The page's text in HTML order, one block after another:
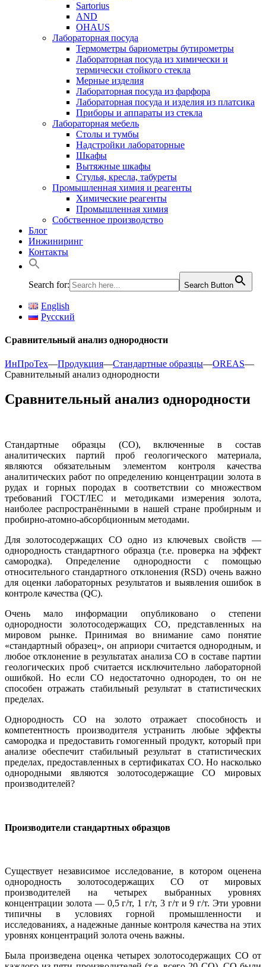
Sartorius
AND
OHAUS
Лабораторная посуда
Термометры бариометры бутирометры
Лабораторная посуда из химически и
термически стойкого стекла
Мерные изделия
Лабораторная посуда из фарфора
Лабораторная посуда и изделия из платсика
Приборы и аппараты из стекла
Лабораторная мебель
Столы и тумбы
Надстройки лабораторные
Шкафы
Вытяжные шкафы
Стулья, кресла, табуреты
Промышленная химия и реагенты
Химические реагенты
Промышленная химия
Собственное производство
Блог
Инжиниринг
Контакты
Search for: Search Button
English
Русский
Сравнительный анализ однородности
ИнПроТех—Продукция—Стандартные образцы—OREAS—
Сравнительный анализ однородности
Сравнительный анализ однородности
Стандартные образцы (СО), включенные в состав
аналитических партий проб геологического материала,
являются обязательным элементом контроля качества
аналитических работ по определению концентрации золота в
рудах и горных породах в соответствии со множеством
требований ГОСТ/IEC и методиками измерения золота,
наиболее распространёнными в нашей стране пробирным и
пробирно-атомно-абсорбционным методами.
Для золотосодержащих СО одно из ключевых свойств —
однородность стандартного образца (т.е. проверка на эффект
самородка). Определение однородности с помощью
относительного стандартного отклонения (RSD) очень важно
для оценки лабораторных результатов и выявления ошибок в
контроле качества (QC).
Очень мало информации опубликовано о степени
однородности золотосодержащих СО, представленных на
мировом рынке. Принимая во внимание само понятие
«стандартный образец», он априори считается однородным, и
любое отклонение в результатах анализа СО в составе партии
геологических проб считается исключительно лабораторной
ошибкой. Но если СО недостаточно однороден, то он не
способен отражать стабильный результат в статистических
пределах.
Однородность СО на золото отражает способность и
компетентность производителя устранить любые эффекты
самородка и предоставить гомогенный продукт, который при
анализе обеспечит стабильный результат в статистических
пределах, предоставленных в сертификатах СО. Но насколько
однородными являются золотосодержащие СО мировых
производителей?
Производители стандартных образцов
Существует независимое исследование, в котором оценена
однородность золотосодержащих СО от мировых
производителей на четырех выбранных уровнях
концентрации золота — 0,5 г/т, 1 г/т, 3 г/т и 9 г/т. Эти уровни
типичны в условиях горной промышленности и
исследованиях, а надежные данные контроля качества на этих
уровнях концентраций золота очень важны.
Была произведена оценка четырех золотосодержащих СО от